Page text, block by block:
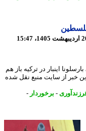
اینبار در ترکیه باز هم
از سایت منبع نقل شده
- برخوردار-